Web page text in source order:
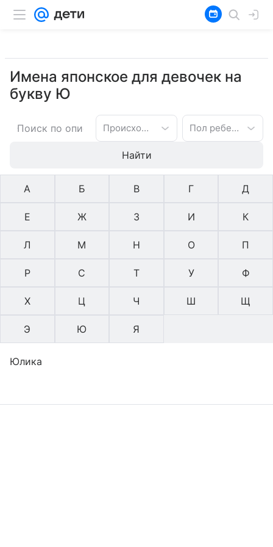
Имена японское для девочек на
букву Ю
Происхождение имени Пол ребенка
Найти
А Б В Г Д
Е Ж З И К
Л М Н О П
Р С Т У Ф
Х Ц Ч Ш Щ
Э Ю Я
Юлика